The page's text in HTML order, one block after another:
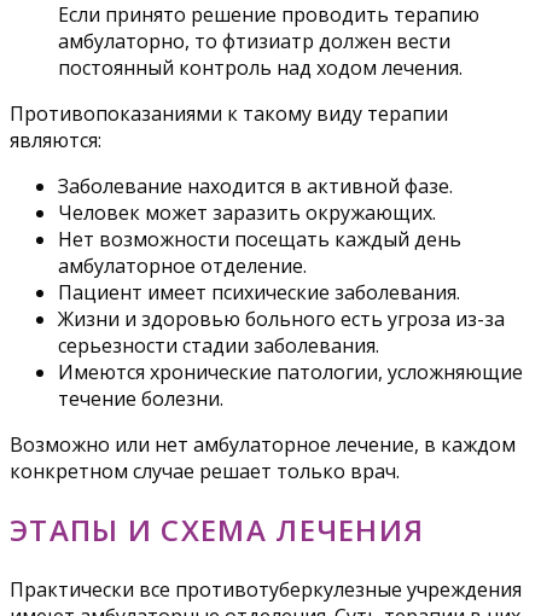
Если принято решение проводить терапию
амбулаторно, то фтизиатр должен вести
постоянный контроль над ходом лечения.
Противопоказаниями к такому виду терапии
являются:
Заболевание находится в активной фазе.
Человек может заразить окружающих.
Нет возможности посещать каждый день
амбулаторное отделение.
Пациент имеет психические заболевания.
Жизни и здоровью больного есть угроза из-за
серьезности стадии заболевания.
Имеются хронические патологии, усложняющие
течение болезни.
Возможно или нет амбулаторное лечение, в каждом
конкретном случае решает только врач.
ЭТАПЫ И СХЕМА ЛЕЧЕНИЯ
Практически все противотуберкулезные учреждения